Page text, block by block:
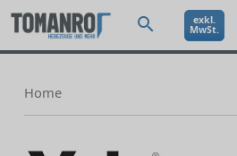
exkl.
MwSt.
Home